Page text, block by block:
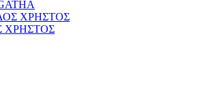
ΧΡΗΣΤΟΣ
ΧΡΗΣΤΟΣ